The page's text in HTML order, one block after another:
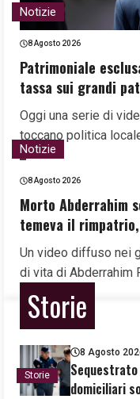
Notizie
8 Agosto 2026
Patrimoniale
tassa sui grandi
Oggi una serie di
toccano politica
Notizie
8 Agosto 2026
Morto Abderrahim
temeva il
Un video diffuso nei
di vita di Abderrahim
Storie
Storie
8 Agosto
domiciliari